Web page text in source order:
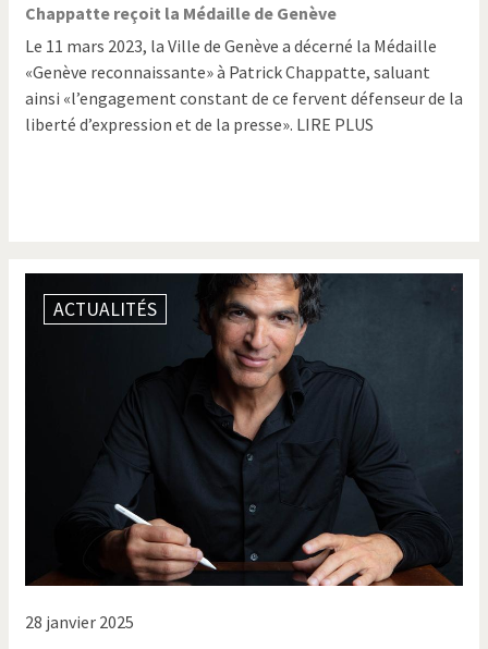
Chappatte reçoit la Médaille de Genève
Le 11 mars 2023, la Ville de Genève a décerné la Médaille
«Genève reconnaissante» à Patrick Chappatte, saluant
ainsi «l’engagement constant de ce fervent défenseur de la
liberté d’expression et de la presse». LIRE PLUS
ACTUALITÉS
28 janvier 2025